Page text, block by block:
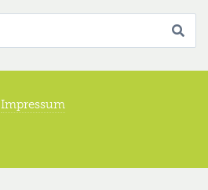
Impressum